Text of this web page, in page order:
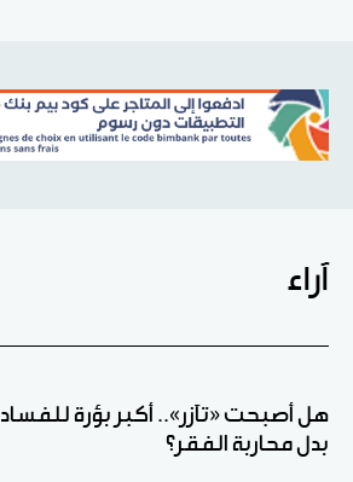
آراء
هل أصبحت «تآزر».. أكبر بؤرة للفساد
بدل محاربة الفقر؟